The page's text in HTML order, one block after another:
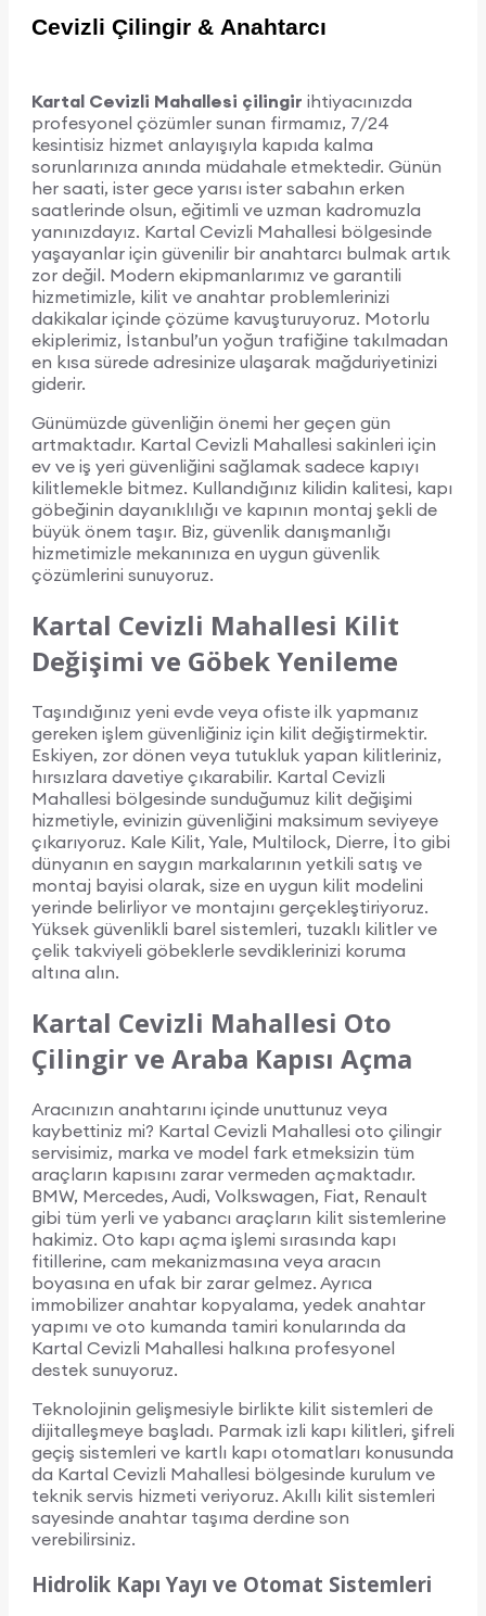
Cevizli Çilingir & Anahtarcı
Kartal Cevizli Mahallesi çilingir ihtiyacınızda
profesyonel çözümler sunan firmamız, 7/24
kesintisiz hizmet anlayışıyla kapıda kalma
sorunlarınıza anında müdahale etmektedir. Günün
her saati, ister gece yarısı ister sabahın erken
saatlerinde olsun, eğitimli ve uzman kadromuzla
yanınızdayız. Kartal Cevizli Mahallesi bölgesinde
yaşayanlar için güvenilir bir anahtarcı bulmak artık
zor değil. Modern ekipmanlarımız ve garantili
hizmetimizle, kilit ve anahtar problemlerinizi
dakikalar içinde çözüme kavuşturuyoruz. Motorlu
ekiplerimiz, İstanbul’un yoğun trafiğine takılmadan
en kısa sürede adresinize ulaşarak mağduriyetinizi
giderir.
Günümüzde güvenliğin önemi her geçen gün
artmaktadır. Kartal Cevizli Mahallesi sakinleri için
ev ve iş yeri güvenliğini sağlamak sadece kapıyı
kilitlemekle bitmez. Kullandığınız kilidin kalitesi, kapı
göbeğinin dayanıklılığı ve kapının montaj şekli de
büyük önem taşır. Biz, güvenlik danışmanlığı
hizmetimizle mekanınıza en uygun güvenlik
çözümlerini sunuyoruz.
Kartal Cevizli Mahallesi Kilit
Değişimi ve Göbek Yenileme
Taşındığınız yeni evde veya ofiste ilk yapmanız
gereken işlem güvenliğiniz için kilit değiştirmektir.
Eskiyen, zor dönen veya tutukluk yapan kilitleriniz,
hırsızlara davetiye çıkarabilir. Kartal Cevizli
Mahallesi bölgesinde sunduğumuz kilit değişimi
hizmetiyle, evinizin güvenliğini maksimum seviyeye
çıkarıyoruz. Kale Kilit, Yale, Multilock, Dierre, İto gibi
dünyanın en saygın markalarının yetkili satış ve
montaj bayisi olarak, size en uygun kilit modelini
yerinde belirliyor ve montajını gerçekleştiriyoruz.
Yüksek güvenlikli barel sistemleri, tuzaklı kilitler ve
çelik takviyeli göbeklerle sevdiklerinizi koruma
altına alın.
Kartal Cevizli Mahallesi Oto
Çilingir ve Araba Kapısı Açma
Aracınızın anahtarını içinde unuttunuz veya
kaybettiniz mi? Kartal Cevizli Mahallesi oto çilingir
servisimiz, marka ve model fark etmeksizin tüm
araçların kapısını zarar vermeden açmaktadır.
BMW, Mercedes, Audi, Volkswagen, Fiat, Renault
gibi tüm yerli ve yabancı araçların kilit sistemlerine
hakimiz. Oto kapı açma işlemi sırasında kapı
fitillerine, cam mekanizmasına veya aracın
boyasına en ufak bir zarar gelmez. Ayrıca
immobilizer anahtar kopyalama, yedek anahtar
yapımı ve oto kumanda tamiri konularında da
Kartal Cevizli Mahallesi halkına profesyonel
destek sunuyoruz.
Teknolojinin gelişmesiyle birlikte kilit sistemleri de
dijitalleşmeye başladı. Parmak izli kapı kilitleri, şifreli
geçiş sistemleri ve kartlı kapı otomatları konusunda
da Kartal Cevizli Mahallesi bölgesinde kurulum ve
teknik servis hizmeti veriyoruz. Akıllı kilit sistemleri
sayesinde anahtar taşıma derdine son
verebilirsiniz.
Hidrolik Kapı Yayı ve Otomat Sistemleri